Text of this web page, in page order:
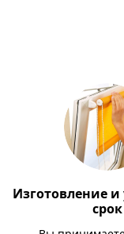
Изготовление и
срок